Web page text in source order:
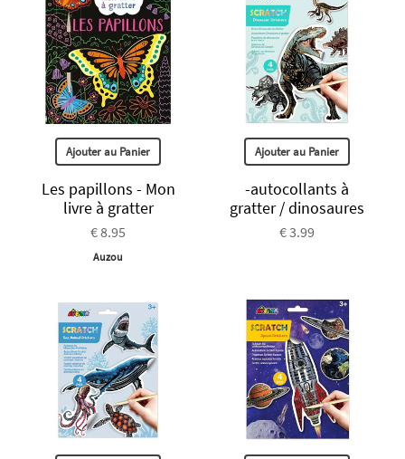
Ajouter au Panier
Les papillons - Mon
livre à gratter
€ 8.95
Auzou
Ajouter au Panier
-autocollants à
gratter / dinosaures
€ 3.99